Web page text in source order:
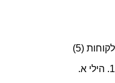
לקוחות (5)
1. הילי א.